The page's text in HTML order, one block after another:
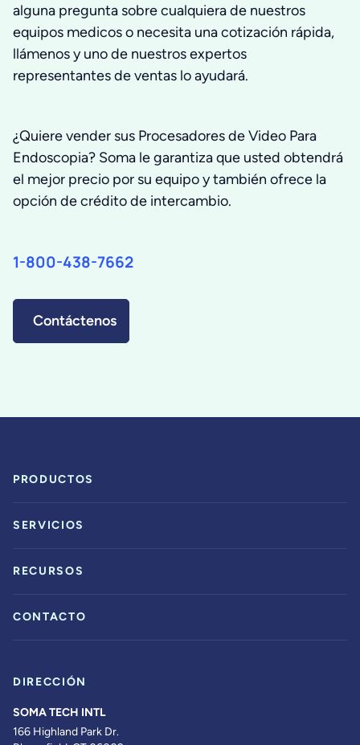
alguna pregunta sobre cualquiera de nuestros
equipos medicos o necesita una cotización rápida,
llámenos y uno de nuestros expertos
representantes de ventas lo ayudará.
¿Quiere vender sus Procesadores de Video Para
Endoscopia? Soma le garantiza que usted obtendrá
el mejor precio por su equipo y también ofrece la
opción de crédito de intercambio.
1-800-438-7662
Contáctenos
PRODUCTOS
SERVICIOS
RECURSOS
CONTACTO
DIRECCIÓN
SOMA TECH INTL
166 Highland Park Dr.